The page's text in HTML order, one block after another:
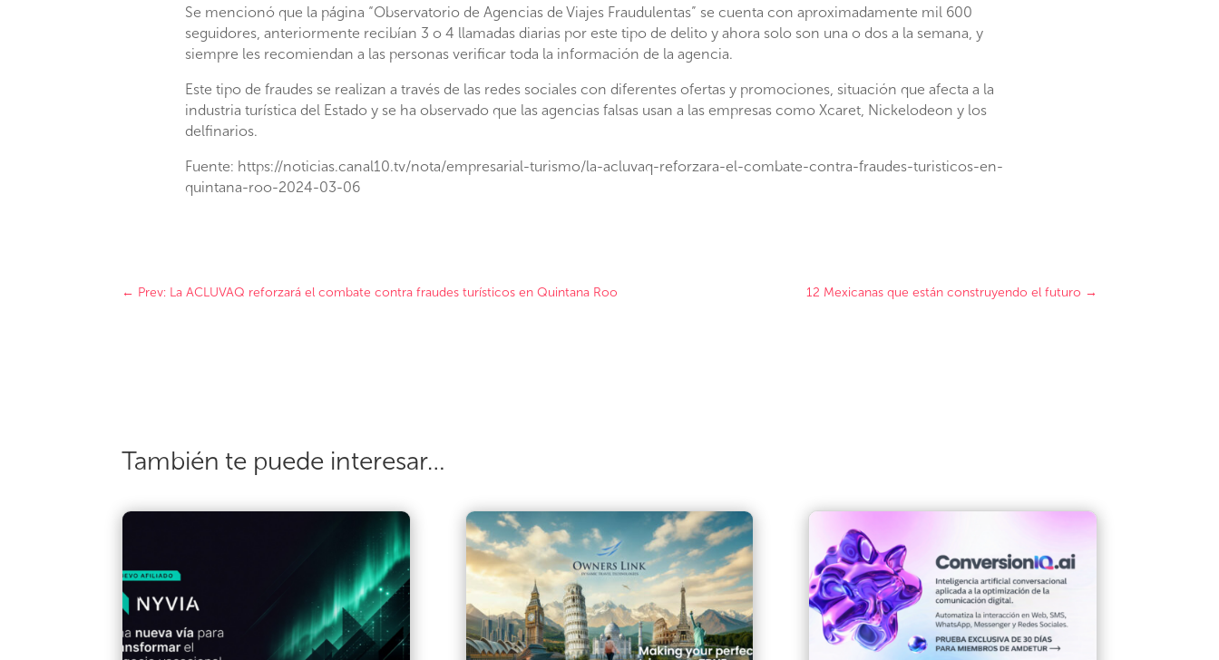
Se mencionó que la página “Observatorio de Agencias de Viajes Fraudulentas” se cuenta con aproximadamente mil 600
seguidores, anteriormente recibían 3 o 4 llamadas diarias por este tipo de delito y ahora solo son una o dos a la semana, y
siempre les recomiendan a las personas verificar toda la información de la agencia.
Este tipo de fraudes se realizan a través de las redes sociales con diferentes ofertas y promociones, situación que afecta a la
industria turística del Estado y se ha observado que las agencias falsas usan a las empresas como Xcaret, Nickelodeon y los
delfinarios.
Fuente: https://noticias.canal10.tv/nota/empresarial-turismo/la-acluvaq-reforzara-el-combate-contra-fraudes-turisticos-en-
quintana-roo-2024-03-06
← Prev: La ACLUVAQ reforzará el combate contra fraudes turísticos en Quintana Roo 12 Mexicanas que están construyendo el futuro →
También te puede interesar…